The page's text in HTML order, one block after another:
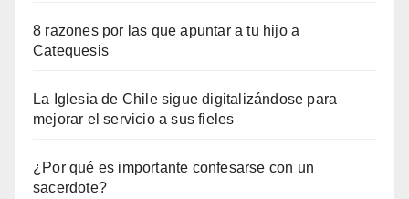
8 razones por las que apuntar a tu hijo a
Catequesis
La Iglesia de Chile sigue digitalizándose para
mejorar el servicio a sus fieles
¿Por qué es importante confesarse con un
sacerdote?